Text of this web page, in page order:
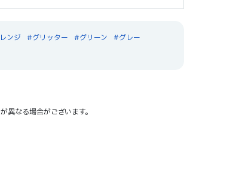
ンジ グリッター グリーン
グレー
なる場合がございます。